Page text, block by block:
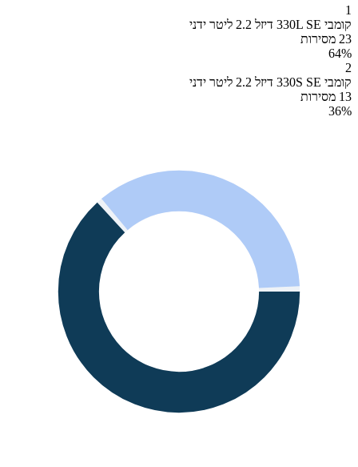
1
קומבי 330L SE דיזל 2.2 ליטר ידני
23 מסירות
64%
2
קומבי 330S SE דיזל 2.2 ליטר ידני
13 מסירות
36%